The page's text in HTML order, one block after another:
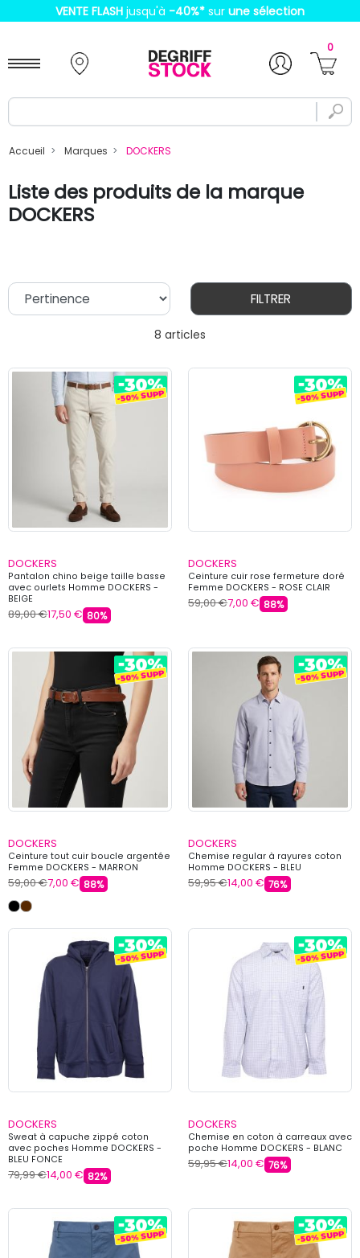
VENTE FLASH jusqu'à -40%* sur une sélection
0
Accueil Marques DOCKERS
Liste des produits de la marque
DOCKERS
8 articles
FILTRER
DOCKERS
Pantalon chino beige taille basse
avec ourlets Homme DOCKERS -
BEIGE
89,00 €17,50 € 80%
DOCKERS
Ceinture cuir rose fermeture doré
Femme DOCKERS - ROSE CLAIR
59,00 €7,00 € 88%
DOCKERS
Ceinture tout cuir boucle argentée
Femme DOCKERS - MARRON
59,00 €7,00 € 88%
DOCKERS
Chemise regular à rayures coton
Homme DOCKERS - BLEU
59,95 €14,00 € 76%
DOCKERS
Sweat à capuche zippé coton
avec poches Homme DOCKERS -
BLEU FONCE
79,99 €14,00 € 82%
DOCKERS
Chemise en coton à carreaux avec
poche Homme DOCKERS - BLANC
59,95 €14,00 € 76%